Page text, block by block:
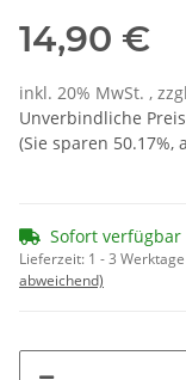
14,90 €
inkl. 20% MwSt. ,
Unverbindliche
(Sie sparen 50.17%,
Sofort verfügbar
Lieferzeit: 1 - 3 Werktage
abweichend)